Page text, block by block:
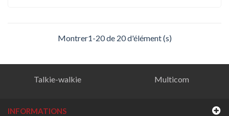
Montrer1-20 de 20 d'élément (s)
Talkie-walkie Multicom
INFORMATIONS